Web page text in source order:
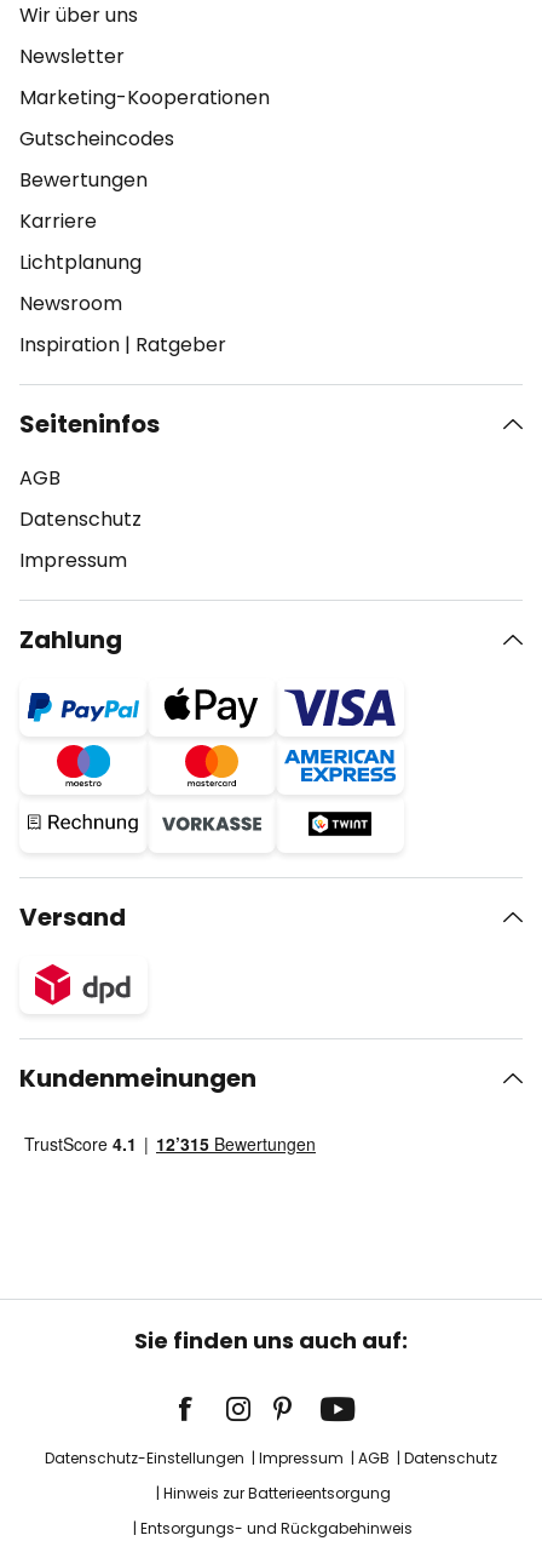
Wir über uns
Newsletter
Marketing-Kooperationen
Gutscheincodes
Bewertungen
Karriere
Lichtplanung
Newsroom
Inspiration | Ratgeber
Seiteninfos
AGB
Datenschutz
Impressum
Zahlung
Versand
Kundenmeinungen
Sie finden uns auch auf:
Datenschutz-Einstellungen Impressum AGB
Datenschutz
Hinweis zur Batterieentsorgung
Entsorgungs- und Rückgabehinweis